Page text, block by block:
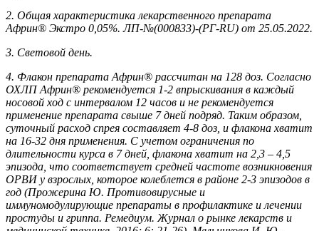
2. Общая характеристика лекарственного препарата
Африн® Экстро 0,05%. ЛП-№(000833)-(РГ-RU) от 25.05.2022.
3. Световой день.
4. Флакон препарата Африн® рассчитан на 128 доз. Согласно
ОХЛП Африн® рекомендуется 1-2 впрыскивания в каждый
носовой ход с интервалом 12 часов и не рекомендуется
применение препарата свыше 7 дней подряд. Таким образом,
суточный расход спрея составляет 4-8 доз, и флакона хватит
на 16-32 дня применения. С учетом ограничения по
длительности курса в 7 дней, флакона хватит на 2,3 – 4,5
эпизода, что соответствует средней частоте возникновения
ОРВИ у взрослых, которое колеблется в районе 2-3 эпизодов в
год (Прожерина Ю. Противовирусные и
иммуномодулирующие препараты в профилактике и лечении
простуды и гриппа. Ремедиум. Журнал о рынке лекарств и